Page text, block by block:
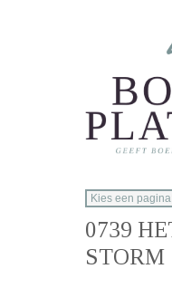
0739
STORM